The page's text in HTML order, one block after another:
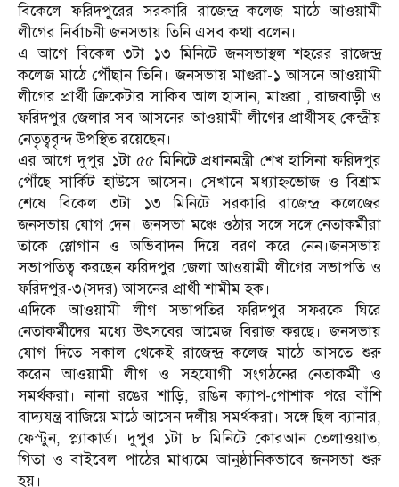
বিকেলে ফরিদপুরের সরকারি রাজেন্দ্র কলেজ মাঠে আওয়ামী
লীগের নির্বাচনী জনসভায় তিনি এসব কথা বলেন।
এ আগে বিকেল ৩টা ১৩ মিনিটে জনসভাস্থল শহরের রাজেন্দ্র
কলেজ মাঠে পৌঁছান তিনি। জনসভায় মাগুরা-১ আসনে আওয়ামী
লীগের প্রার্থী ক্রিকেটার সাকিব আল হাসান, মাগুরা , রাজবাড়ী ও
ফরিদপুর জেলার সব আসনের আওয়ামী লীগের প্রার্থীসহ কেন্দ্রীয়
নেতৃত্ববৃন্দ উপস্থিত রয়েছেন।
এর আগে দুপুর ১টা ৫৫ মিনিটে প্রধানমন্ত্রী শেখ হাসিনা ফরিদপুর
পৌঁছে সার্কিট হাউসে আসেন। সেখানে মধ্যাহ্নভোজ ও বিশ্রাম
শেষে বিকেল ৩টা ১৩ মিনিটে সরকারি রাজেন্দ্র কলেজের
জনসভায় যোগ দেন। জনসভা মঞ্চে ওঠার সঙ্গে সঙ্গে নেতাকর্মীরা
তাকে স্লোগান ও অভিবাদন দিয়ে বরণ করে নেন।জনসভায়
সভাপতিত্ব করছেন ফরিদপুর জেলা আওয়ামী লীগের সভাপতি ও
ফরিদপুর-৩(সদর) আসনের প্রার্থী শামীম হক।
এদিকে আওয়ামী লীগ সভাপতির ফরিদপুর সফরকে ঘিরে
নেতাকর্মীদের মধ্যে উৎসবের আমেজ বিরাজ করছে। জনসভায়
যোগ দিতে সকাল থেকেই রাজেন্দ্র কলেজ মাঠে আসতে শুরু
করেন আওয়ামী লীগ ও সহযোগী সংগঠনের নেতাকর্মী ও
সমর্থকরা। নানা রঙের শাড়ি, রঙিন ক্যাপ-পোশাক পরে বাঁশি
বাদ্যযন্ত্র বাজিয়ে মাঠে আসেন দলীয় সমর্থকরা। সঙ্গে ছিল ব্যানার,
ফেস্টুন, প্ল্যাকার্ড। দুপুর ১টা ৮ মিনিটে কোরআন তেলাওয়াত,
গিতা ও বাইবেল পাঠের মাধ্যমে আনুষ্ঠানিকভাবে জনসভা শুরু
হয়।